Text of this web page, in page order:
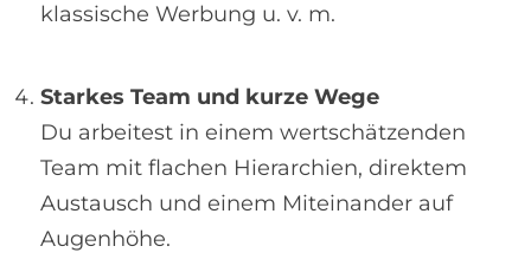
klassische Werbung u. v. m.
Starkes Team und kurze Wege
Du arbeitest in einem wertschätzenden
Team mit flachen Hierarchien, direktem
Austausch und einem Miteinander auf
Augenhöhe.